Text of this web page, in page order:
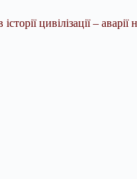
цивілізації –